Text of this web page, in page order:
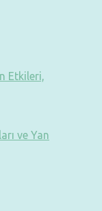
ve Yan